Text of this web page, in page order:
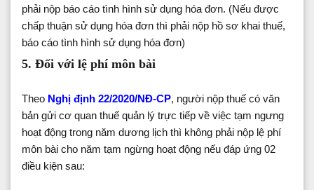
phải nộp báo cáo tình hình sử dụng hóa đơn. (Nếu được
chấp thuận sử dụng hóa đơn thì phải nộp hồ sơ khai thuế,
báo cáo tình hình sử dụng hóa đơn)
5. Đối với lệ phí môn bài
Theo Nghị định 22/2020/NĐ-CP, người nộp thuế có văn
bản gửi cơ quan thuế quản lý trực tiếp về việc tạm ngưng
hoạt động trong năm dương lịch thì không phải nộp lệ phí
môn bài cho năm tạm ngừng hoạt động nếu đáp ứng 02
điều kiện sau: